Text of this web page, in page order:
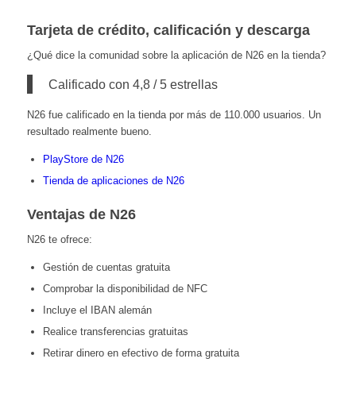
Tarjeta de crédito, calificación y descarga
¿Qué dice la comunidad sobre la aplicación de N26 en la tienda?
Calificado con 4,8 / 5 estrellas
N26 fue calificado en la tienda por más de 110.000 usuarios. Un
resultado realmente bueno.
PlayStore de N26
Tienda de aplicaciones de N26
Ventajas de N26
N26 te ofrece:
Gestión de cuentas gratuita
Comprobar la disponibilidad de NFC
Incluye el IBAN alemán
Realice transferencias gratuitas
Retirar dinero en efectivo de forma gratuita